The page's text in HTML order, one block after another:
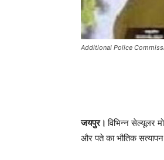
Additional Police
जयपुर।विभिन्न सेल्यूलर
और पते का भौतिक